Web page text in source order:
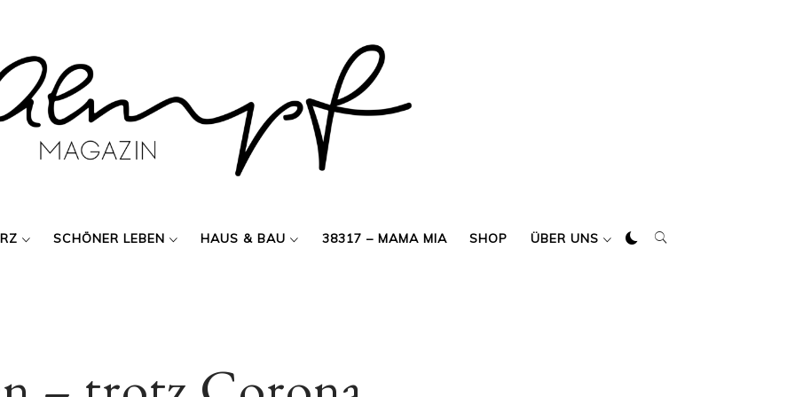
SCHÖNER LEBEN HAUS & BAU 38317 – MAMA MIA SHOP ÜBER UNS